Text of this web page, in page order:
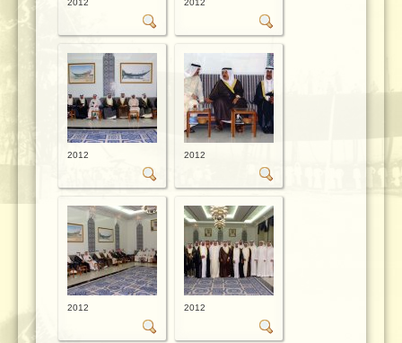
2012 2012
2012 2012
2012 2012